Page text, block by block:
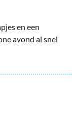
en een
avond al snel